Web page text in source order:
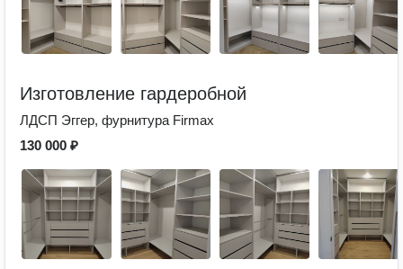
Изготовление гардеробной
ЛДСП Эггер, фурнитура Firmax
130 000 ₽